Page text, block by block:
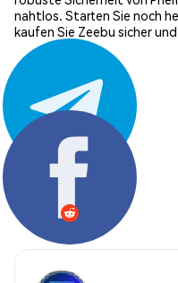
nahtlos. Starten Sie noch
kaufen Sie Zeebu sicher
Teilen: